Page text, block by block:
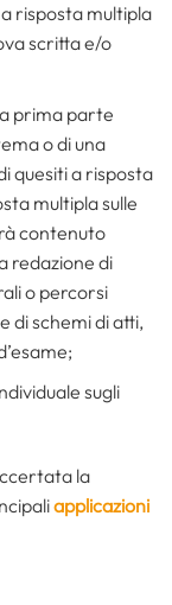
risposta multipla
scritta e/o
prima parte
o di una
quesiti a risposta
multipla sulle
contenuto
redazione di
o percorsi
di schemi di atti,
sugli
la
applicazioni